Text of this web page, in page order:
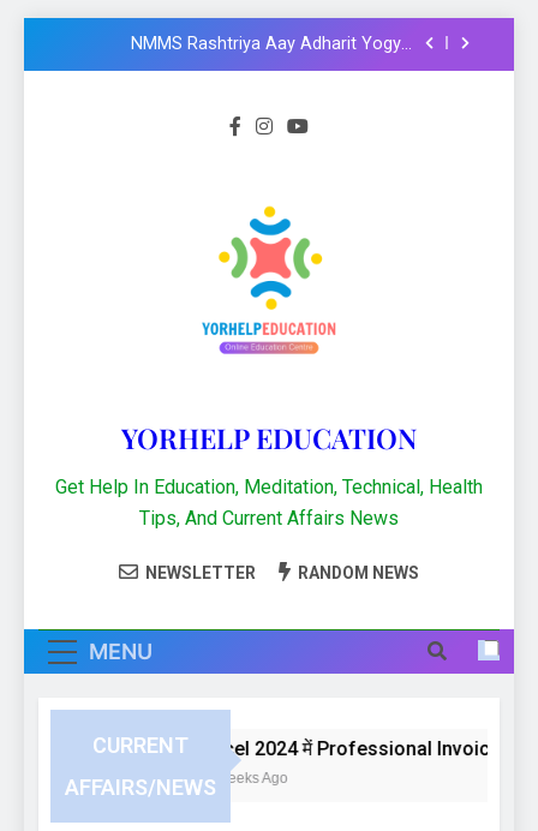
NMMS Rashtriya Aay Adharit Yogyta
get CCC certificate in 2024
Financial Functions in Excel 2021: Excel
Formula और Functions in Hindi
NMMS Rashtriya Aay Adharit Yogyta
chhatravratti Pariksha 2025-26: Know
important steps to apply
CCC Course: Know All important details to
get CCC certificate in 2024
YORHELP EDUCATION
Get Help In Education, Meditation, Technical, Health
Tips, And Current Affairs News
NEWSLETTER RANDOM NEWS
MENU
CURRENT
AFFAIRS/NEWS
Excel 2024 में Professional Invoice या
3 Weeks Ago